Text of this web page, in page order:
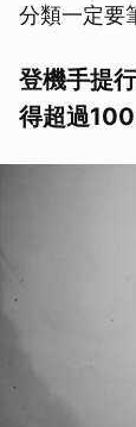
分類一定要
登機手提
得超過